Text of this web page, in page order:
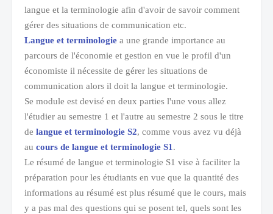
langue et la terminologie afin d'avoir de savoir comment
gérer des situations de communication etc.
Langue et terminologie a une grande importance au
parcours de l'économie et gestion en vue le profil d'un
économiste il nécessite de gérer les situations de
communication alors il doit la langue et terminologie.
Se module est devisé en deux parties l'une vous allez
l'étudier au semestre 1 et l'autre au semestre 2 sous le titre
de langue et terminologie S2, comme vous avez vu déjà
au cours de langue et terminologie S1 .
Le résumé de langue et terminologie S1 vise à faciliter la
préparation pour les étudiants en vue que la quantité des
informations au résumé est plus résumé que le cours, mais
y a pas mal des questions qui se posent tel, quels sont les